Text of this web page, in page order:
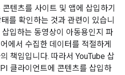
콘텐츠를 사이트 및 앱에 삽입하기
를 확인하는 것과 관련이 있습니
입하는 동영상이 아동용인지 파
에서 수집한 데이터를 적절하게
책임입니다. 따라서 YouTube 삽
클라이언트에 콘텐츠를 삽입하